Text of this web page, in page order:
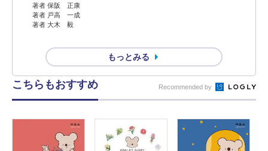
著者 保阪 正康
著者 戸高 一成
著者 大木 毅
もっとみる
こちらもおすすめ Recommended by